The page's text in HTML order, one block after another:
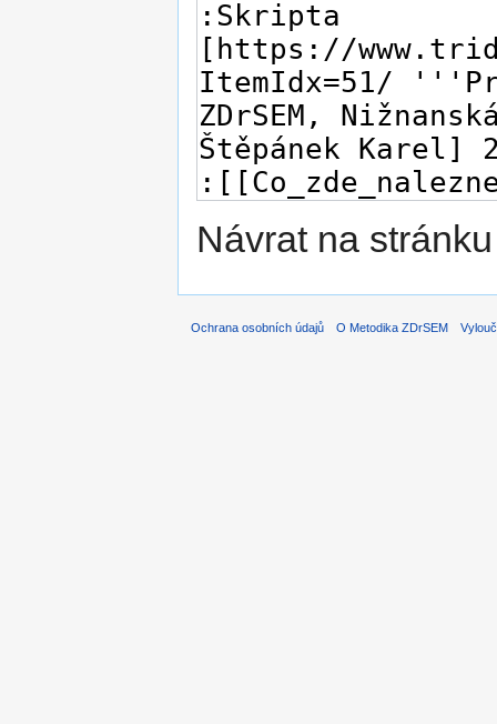
Návrat na stránku
Ochrana osobních údajů O Metodika ZDrSEM